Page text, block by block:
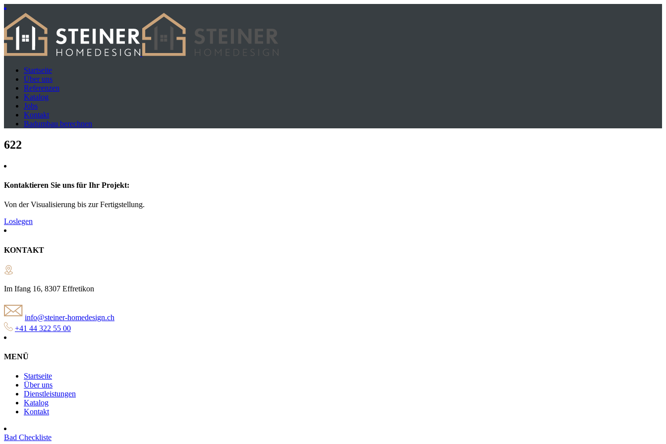
Startseite
Über uns
Referenzen
Katalog
Jobs
Kontakt
Badumbau berechnen
622
Kontaktieren Sie uns für Ihr Projekt:
Von der Visualisierung bis zur Fertigstellung.
Loslegen
KONTAKT
Im Ifang 16, 8307 Effretikon
info@steiner-homedesign.ch
+41 44 322 55 00
MENÜ
Startseite
Über uns
Dienstleistungen
Katalog
Kontakt
Bad Checkliste